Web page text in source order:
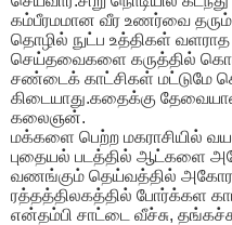
கம்பீரமமான வீர உணர்வை
தொழில் நுட்ப உத்திகள்
செய்தவைகளை கருத்தில்
சண்டைக் காட்சிகள் மட்டுமே
கிடையாது.கதைக்கு
கலைஞன்.
மக்களை பெற்ற மகராசியில்
புதையல் படத்தில் ஆட்களை
வணங்கும் தெய்வத்தில் அகோர
ரத்தத்திலகத்தில் போர்க்கள
என்தம்பி சாட்டை வீச்சு,